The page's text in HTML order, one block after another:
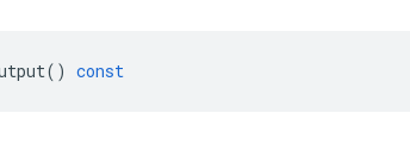
() const